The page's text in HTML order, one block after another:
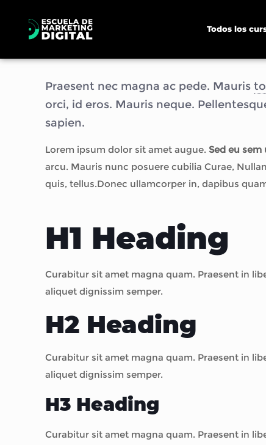
Todos los
Praesent nec magna ac pede. Mauris
orci, id eros. Mauris neque.
sapien.
Lorem ipsum dolor sit amet augue.Sed eu sem
arcu. Mauris nunc posuere cubilia Curae,
quis, tellus.Donec ullamcorper in, dapibus
H1 Heading
Curabitur sit amet magna quam. Praesent in
aliquet dignissim semper.
H2 Heading
Curabitur sit amet magna quam. Praesent in
aliquet dignissim semper.
H3 Heading
Curabitur sit amet magna quam. Praesent in